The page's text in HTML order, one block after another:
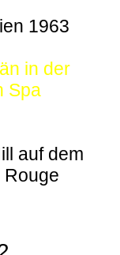
1963
in der
Spa
auf dem
Rouge